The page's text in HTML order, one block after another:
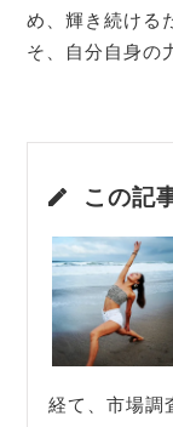
め、輝き続ける
そ、自分自身の
この記
経て、市場調